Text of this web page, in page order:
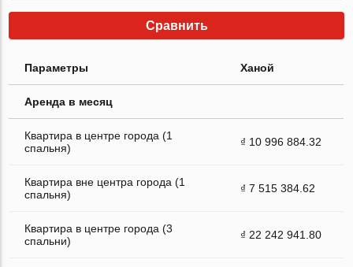
Сравнить
Параметры Ханой
Аренда в месяц
Квартира в центре города (1
спальня)
₫ 10 996 884.32
Квартира вне центра города (1
спальня)
₫ 7 515 384.62
Квартира в центре города (3
спальни)
₫ 22 242 941.80